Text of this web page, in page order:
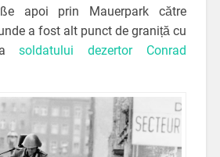
apoi prin Mauerpark către
a fost alt punct de graniță cu
soldatului dezertor Conrad